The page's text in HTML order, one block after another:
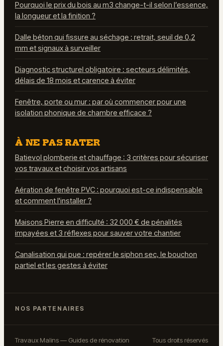
Pourquoi le prix du bois au m3 change-t-il selon l’essence,
la longueur et la finition ?
Dalle béton qui fissure au séchage : retrait, seuil de 0,2
mm et signaux à surveiller
Diagnostic structurel obligatoire : secteurs délimités,
délais de 18 mois et carence à éviter
Fenêtre, porte ou mur : par où commencer pour une
isolation phonique de chambre efficace ?
À NE PAS RATER
Batievol plomberie et chauffage : 3 critères pour sécuriser
vos travaux et choisir vos artisans
Aération de fenêtre PVC : pourquoi est-ce indispensable
et comment l'installer ?
Maisons Pierre en difficulté : 32 000 € de pénalités
impayées et 3 réflexes pour sauver votre chantier
Canalisation qui pue : repérer le siphon sec, le bouchon
partiel et les gestes à éviter
NOS PARTENAIRES
Travaux Malins — Guides de rénovation Tous droits réservés